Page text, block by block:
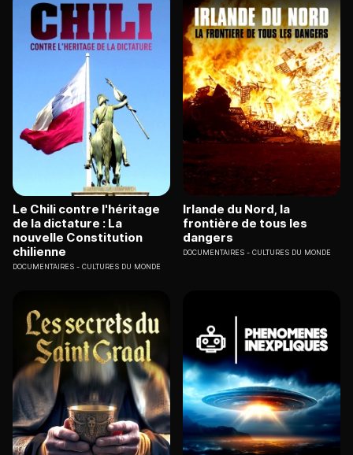
Le Chili contre l'héritage
de la dictature : La
nouvelle Constitution
chilienne
DOCUMENTAIRES CULTURES DU MONDE
Irlande du Nord, la
frontière de tous les
dangers
DOCUMENTAIRES CULTURES DU MONDE